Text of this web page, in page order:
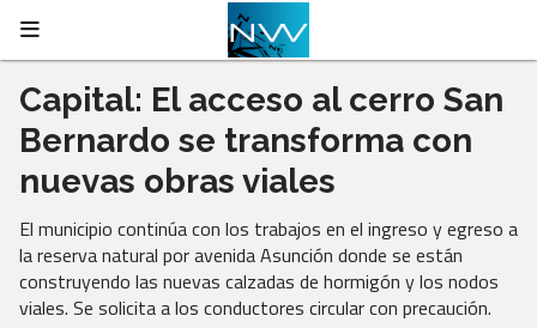
Capital: El acceso al cerro San
Bernardo se transforma con
nuevas obras viales
El municipio continúa con los trabajos en el ingreso y egreso a
la reserva natural por avenida Asunción donde se están
construyendo las nuevas calzadas de hormigón y los nodos
viales. Se solicita a los conductores circular con precaución.